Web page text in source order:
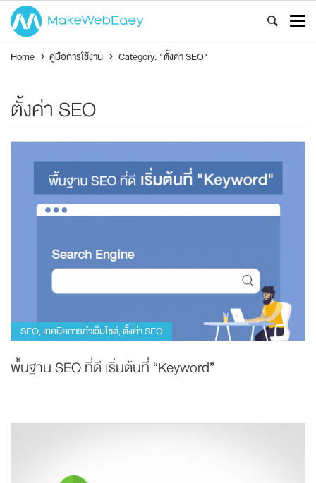
Home › คู่มือการใช้งาน › Category: "ตั้งค่า SEO"
ตั้งค่า SEO
SEO, เทคนิคการทำเว็บไซต์,ตั้งค่า SEO
พื้นฐาน SEO ที่ดี เริ่มต้นที่ “Keyword”